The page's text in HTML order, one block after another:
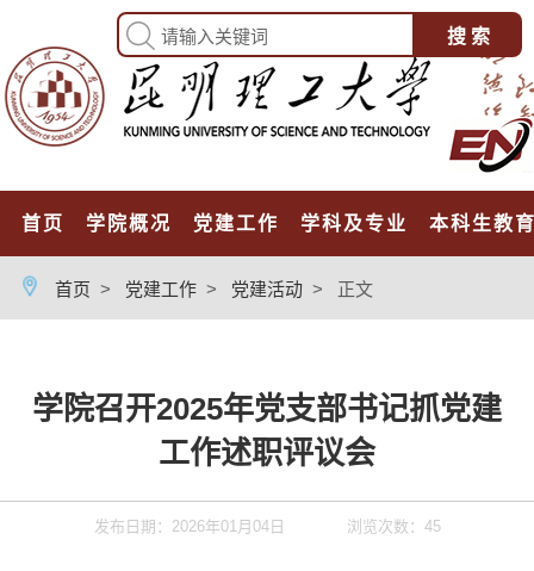
首页 学院概况 党建工作 学科及专业 本科生教
首页 > 党建工作 > 党建活动 > 正文
学院召开2025年党支部书记抓党建
工作述职评议会
发布日期：2026年01月04日 浏览次数： 45